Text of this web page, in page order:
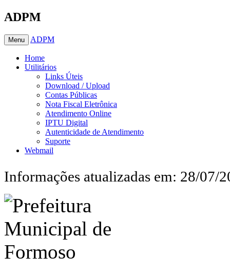
ADPM
Menu ADPM
Home
Utilitários
Links Úteis
Download / Upload
Contas Públicas
Nota Fiscal Eletrônica
Atendimento Online
IPTU Digital
Autenticidade de Atendimento
Suporte
Webmail
Informações atualizadas em: 28/07/